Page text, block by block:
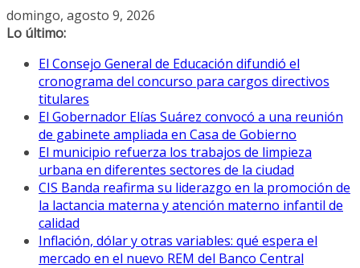
Saltar
al
domingo, agosto 9, 2026
Lo último:
El Consejo General de Educación difundió el
cronograma del concurso para cargos directivos
titulares
El Gobernador Elías Suárez convocó a una reunión
de gabinete ampliada en Casa de Gobierno
El municipio refuerza los trabajos de limpieza
urbana en diferentes sectores de la ciudad
CIS Banda reafirma su liderazgo en la promoción de
la lactancia materna y atención materno infantil de
calidad
Inflación, dólar y otras variables: qué espera el
mercado en el nuevo REM del Banco Central